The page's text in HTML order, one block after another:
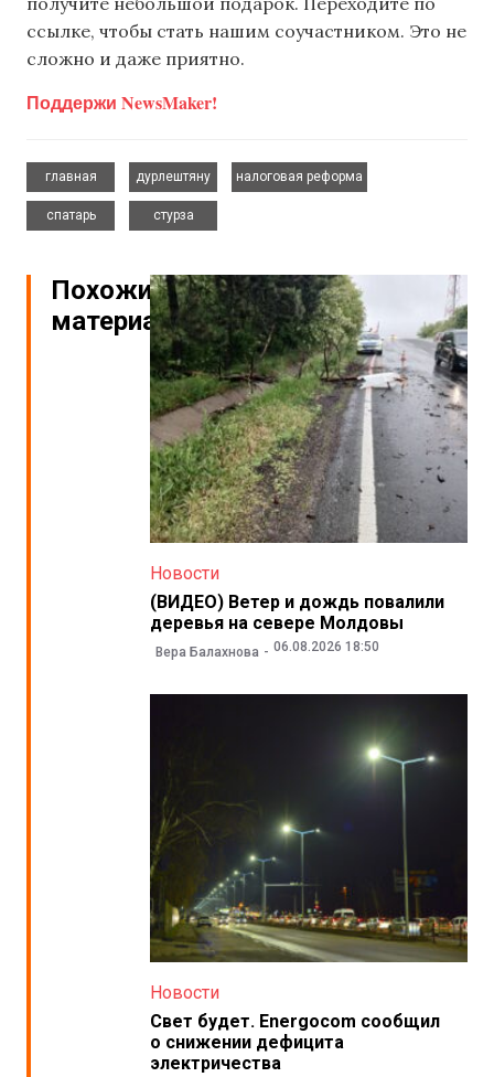
ссылке, чтобы стать нашим соучастником. Это не
сложно и даже приятно.
Поддержи NewsMaker!
главная
дурлештяну
налоговая реформа
спатарь
стурза
Похожие
материалы
Новости
(ВИДЕО) Ветер и дождь повалили
деревья на севере Молдовы
Вера Балахнова 06.08.2026 18:50
Новости
Свет будет. Energocom сообщил
о снижении дефицита
электричества